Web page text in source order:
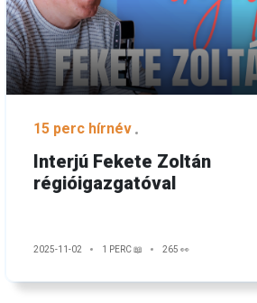
15 perc hírnév
Interjú Fekete Zoltán
régióigazgatóval
2025-11-02 1 PERC 📖 265 👀